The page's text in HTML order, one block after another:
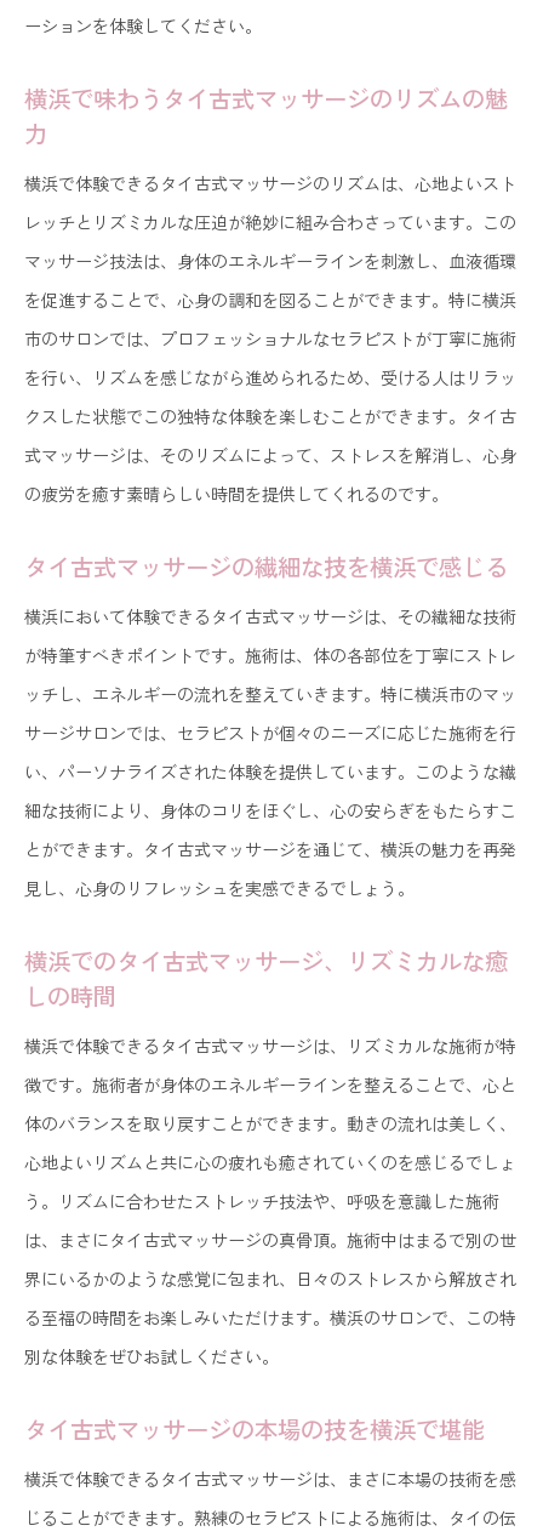
ーションを体験してください。
横浜で味わうタイ古式マッサージのリズムの魅
力
横浜で体験できるタイ古式マッサージのリズムは、心地よいスト
レッチとリズミカルな圧迫が絶妙に組み合わさっています。この
マッサージ技法は、身体のエネルギーラインを刺激し、血液循環
を促進することで、心身の調和を図ることができます。特に横浜
市のサロンでは、プロフェッショナルなセラピストが丁寧に施術
を行い、リズムを感じながら進められるため、受ける人はリラッ
クスした状態でこの独特な体験を楽しむことができます。タイ古
式マッサージは、そのリズムによって、ストレスを解消し、心身
の疲労を癒す素晴らしい時間を提供してくれるのです。
タイ古式マッサージの繊細な技を横浜で感じる
横浜において体験できるタイ古式マッサージは、その繊細な技術
が特筆すべきポイントです。施術は、体の各部位を丁寧にストレ
ッチし、エネルギーの流れを整えていきます。特に横浜市のマッ
サージサロンでは、セラピストが個々のニーズに応じた施術を行
い、パーソナライズされた体験を提供しています。このような繊
細な技術により、身体のコリをほぐし、心の安らぎをもたらすこ
とができます。タイ古式マッサージを通じて、横浜の魅力を再発
見し、心身のリフレッシュを実感できるでしょう。
横浜でのタイ古式マッサージ、リズミカルな癒
しの時間
横浜で体験できるタイ古式マッサージは、リズミカルな施術が特
徴です。施術者が身体のエネルギーラインを整えることで、心と
体のバランスを取り戻すことができます。動きの流れは美しく、
心地よいリズムと共に心の疲れも癒されていくのを感じるでしょ
う。リズムに合わせたストレッチ技法や、呼吸を意識した施術
は、まさにタイ古式マッサージの真骨頂。施術中はまるで別の世
界にいるかのような感覚に包まれ、日々のストレスから解放され
る至福の時間をお楽しみいただけます。横浜のサロンで、この特
別な体験をぜひお試しください。
タイ古式マッサージの本場の技を横浜で堪能
横浜で体験できるタイ古式マッサージは、まさに本場の技術を感
じることができます。熟練のセラピストによる施術は、タイの伝